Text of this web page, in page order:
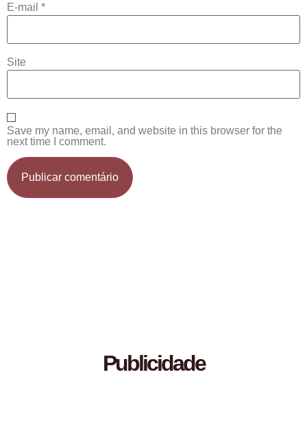
E-mail *
Site
Save my name, email, and website in this browser for the
next time I comment.
Publicidade